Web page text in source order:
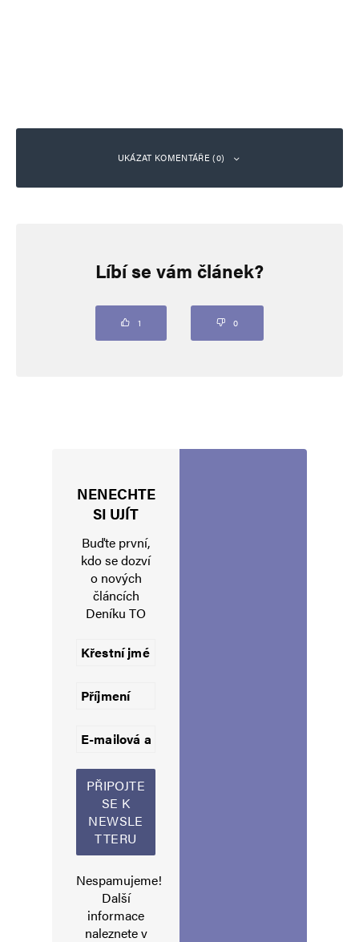
UKÁZAT KOMENTÁŘE (0)
Vaše e-mailová adresa nebude zveřejněna. Vyžadované informace jsou
Uložit do prohlížeče jméno, e-mail a webovou stránku pro budoucí
Informujte mě o nových komentářích e-mailem.
Alternative:
Líbí se vám článek?
1 0
NENECHTE
SI UJÍT
Buďte první,
kdo se dozví
o nových
článcích
Deníku TO
Nespamujeme!
Další
informace
naleznete v